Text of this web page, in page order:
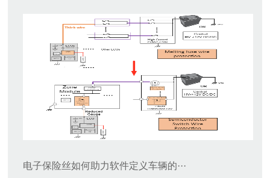
电子保险丝如何助力软件定义车辆的···